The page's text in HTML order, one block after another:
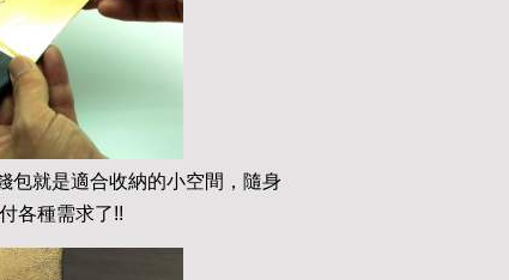
包就是適合收納的小空間，隨身
各種需求了!!